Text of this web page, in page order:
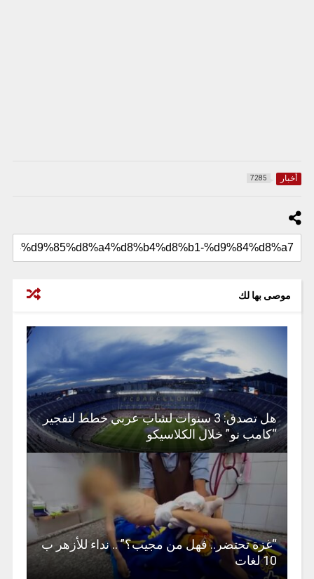
أخبار 7285
موصى بها لك
هل تصدق: 3 سنوات لشاب عربي خطط لتفجير
“كامب نو” خلال الكلاسيكو
“غزة تحتضر.. فهل من مجيب؟” .. نداء للأزهر ب
10 لغات